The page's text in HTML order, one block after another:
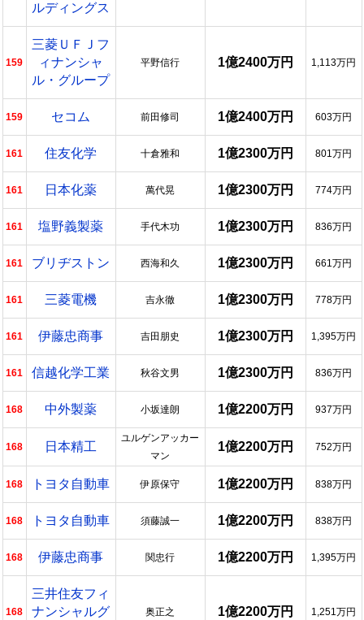
ルディングス
159
三菱ＵＦＪフ
ィナンシャ
ル・グループ
平野信行 1億2400万円 1,113万円
159 セコム 前田修司 1億2400万円 603万円
161 住友化学 十倉雅和 1億2300万円 801万円
161 日本化薬 萬代晃 1億2300万円 774万円
161 塩野義製薬 手代木功 1億2300万円 836万円
161 ブリヂストン 西海和久 1億2300万円 661万円
161 三菱電機 吉永徹 1億2300万円 778万円
161 伊藤忠商事 吉田朋史 1億2300万円 1,395万円
161 信越化学工業 秋谷文男 1億2300万円 836万円
168 中外製薬 小坂達朗 1億2200万円 937万円
168 日本精工
ユルゲンアッカー
マン
1億2200万円 752万円
168 トヨタ自動車 伊原保守 1億2200万円 838万円
168 トヨタ自動車 須藤誠一 1億2200万円 838万円
168 伊藤忠商事 関忠行 1億2200万円 1,395万円
168
三井住友フィ
ナンシャルグ
奥正之 1億2200万円 1,251万円